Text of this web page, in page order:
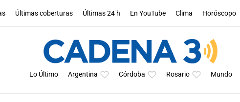
Últimas coberturas Últimas 24 h En YouTube Clima Horóscopo
Lo Último Argentina Córdoba Rosario Mundo